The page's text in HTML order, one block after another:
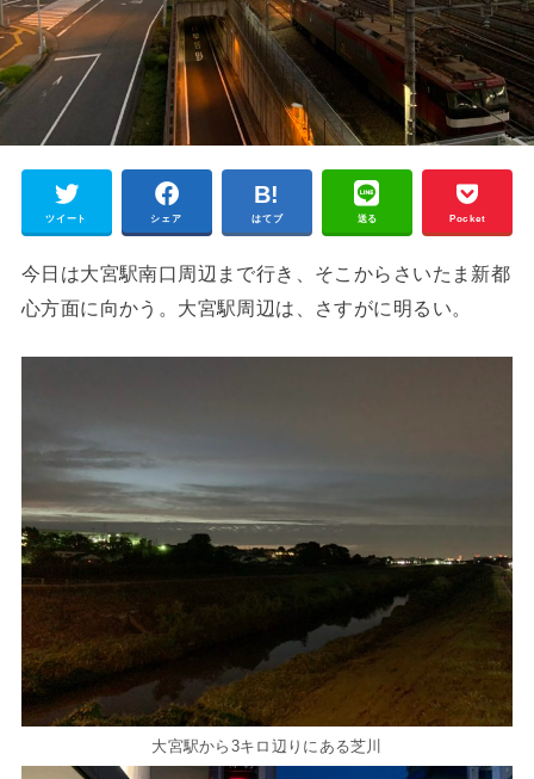
ツイート シェア はてブ 送る Pocket
今日は大宮駅南口周辺まで行き、そこからさいたま新都
心方面に向かう。大宮駅周辺は、さすがに明るい。
大宮駅から3キロ辺りにある芝川